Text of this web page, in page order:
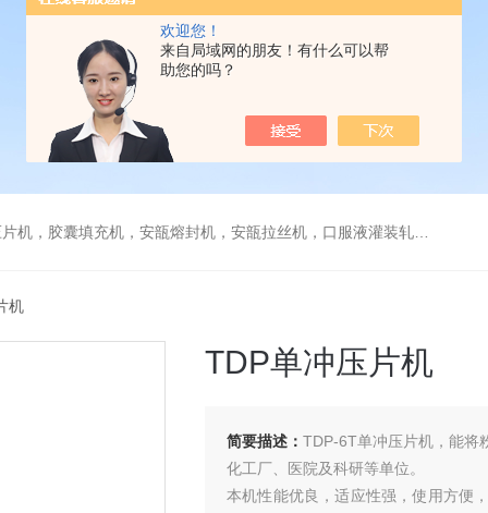
欢迎您！
来自局域网的朋友！有什么可以帮
助您的吗？
瓿拉丝机，口服液灌装轧盖机，糖衣机，薄膜包衣机，贴标机，旋盖机，栓剂模具，煎药机，封口机
机
TDP单冲压片机
简要描述： TDP-6T单冲压片机，能将
化工厂、医院及科研等单位。
本机性能优良，适应性强，使用方便